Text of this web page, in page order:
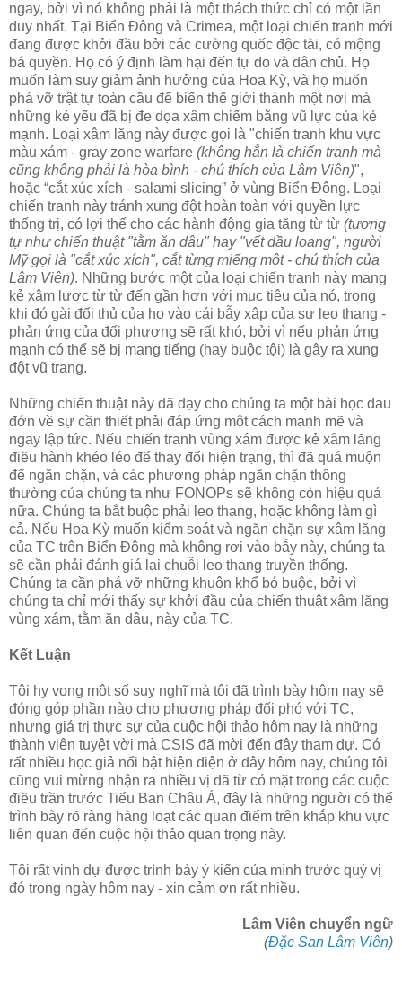
ngay, bởi vì nó không phải là một thách thức chỉ có một lần
duy nhất. Tại Biển Đông và Crimea, một loại chiến tranh mới
đang được khởi đầu bởi các cường quốc độc tài, có mộng
bá quyền. Họ có ý định làm hại đến tự do và dân chủ. Họ
muốn làm suy giảm ảnh hưởng của Hoa Kỳ, và họ muốn
phá vỡ trật tự toàn cầu để biến thế giới thành một nơi mà
những kẻ yếu đã bị đe dọa xâm chiếm bằng vũ lực của kẻ
mạnh. Loại xâm lăng này được gọi là "chiến tranh khu vực
màu xám - gray zone warfare (không hẳn là chiến tranh mà
cũng không phải là hòa bình - chú thích của Lâm Viên)",
hoặc “cắt xúc xích - salami slicing” ở vùng Biển Đông. Loại
chiến tranh này tránh xung đột hoàn toàn với quyền lực
thống trị, có lợi thế cho các hành động gia tăng từ từ (tương
tự như chiến thuật "tằm ăn dâu" hay "vết dầu loang", người
Mỹ gọi là "cắt xúc xích", cắt từng miếng một - chú thích của
Lâm Viên). Những bước một của loại chiến tranh này mang
kẻ xâm lược từ từ đến gần hơn với mục tiêu của nó, trong
khi đó gài đối thủ của họ vào cái bẫy xập của sự leo thang -
phản ứng của đối phương sẽ rất khó, bởi vì nếu phản ứng
mạnh có thể sẽ bị mang tiếng (hay buộc tội) là gây ra xung
đột vũ trang.
Những chiến thuật này đã dạy cho chúng ta một bài học đau
đớn về sự cần thiết phải đáp ứng một cách mạnh mẽ và
ngay lập tức. Nếu chiến tranh vùng xám được kẻ xâm lăng
điều hành khéo léo để thay đổi hiện trạng, thì đã quá muộn
để ngăn chặn, và các phương pháp ngăn chặn thông
thường của chúng ta như FONOPs sẽ không còn hiệu quả
nữa. Chúng ta bắt buộc phải leo thang, hoặc không làm gì
cả. Nếu Hoa Kỳ muốn kiểm soát và ngăn chặn sự xâm lăng
của TC trên Biển Đông mà không rơi vào bẫy này, chúng ta
sẽ cần phải đánh giá lại chuỗi leo thang truyền thống.
Chúng ta cần phá vỡ những khuôn khổ bó buộc, bởi vì
chúng ta chỉ mới thấy sự khởi đầu của chiến thuật xâm lăng
vùng xám, tằm ăn dâu, này của TC.
Kết Luận
Tôi hy vọng một số suy nghĩ mà tôi đã trình bày hôm nay sẽ
đóng góp phần nào cho phương pháp đối phó với TC,
nhưng giá trị thực sự của cuộc hội thảo hôm nay là những
thành viên tuyệt vời mà CSIS đã mời đến đây tham dự. Có
rất nhiều học giả nổi bật hiện diện ở đây hôm nay, chúng tôi
cũng vui mừng nhận ra nhiều vị đã từ có mặt trong các cuộc
điều trần trước Tiểu Ban Châu Á, đây là những người có thể
trình bày rõ ràng hàng loạt các quan điểm trên khắp khu vực
liên quan đến cuộc hội thảo quan trọng này.
Tôi rất vinh dự được trình bày ý kiến của mình trước quý vị
đó trong ngày hôm nay - xin cảm ơn rất nhiều.
Lâm Viên chuyển ngữ
(Đặc San Lâm Viên)